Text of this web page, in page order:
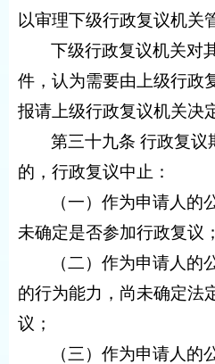
以审理下级行政复议机关
下级行政复议机关对
件，认为需要由上级行政
报请上级行政复议机关决
第三十九条 行政复议
的，行政复议中止：
（一）作为申请人的
未确定是否参加行政复议；
（二）作为申请人的
的行为能力，尚未确定法
议；
（三）作为申请人的